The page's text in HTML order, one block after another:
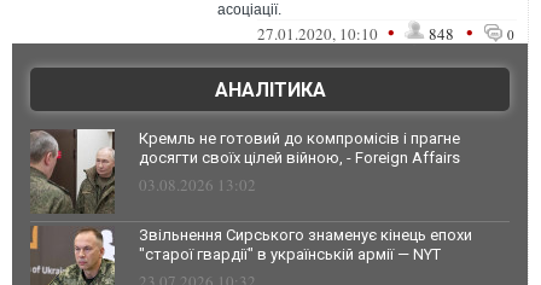
асоціації.
27.01.2020, 10:10 • 848 • 0
АНАЛІТИКА
Кремль не готовий до компромісів і прагне
досягти своїх цілей війною, - Foreign Affairs
03.08.2026 13:02
Звільнення Сирського знаменує кінець епохи
"старої гвардії" в українській армії — NYT